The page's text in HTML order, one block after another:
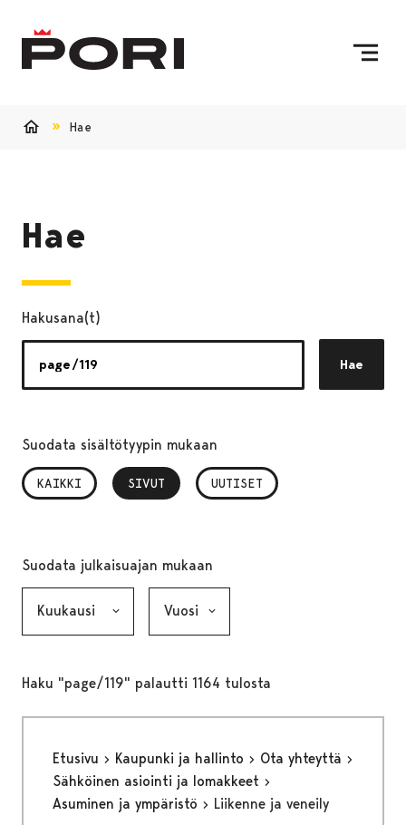
Hae
Hae
Hakusana(t)
Hae
Suodata sisältötyypin mukaan
KAIKKI SIVUT
, VALITTU UUTISET
Suodata julkaisuajan mukaan
Haku "page/119" palautti 1164 tulosta
Etusivu Kaupunki ja hallinto
Ota yhteyttä
Sähköinen asiointi ja lomakkeet
Asuminen ja ympäristö
Liikenne ja veneily